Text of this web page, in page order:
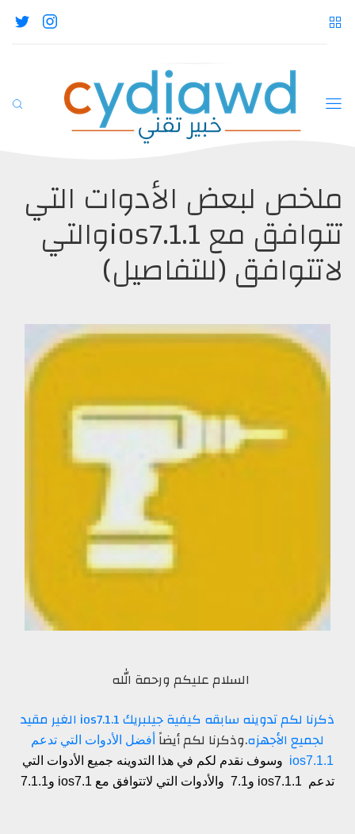
ملخص لبعض الأدوات التي
تتوافق مع ios7.1.1والتي
لاتتوافق (للتفاصيل)
السلام عليكم ورحمة الله
ذكرنا لكم تدوينه سابقه كيفية جيلبريك ios7.1.1 الغير مقيد
لجميع الأجهزه.وذكرنا لكم أيضاً أفضل الأدوات التي تدعم
ios7.1.1 وسوف نقدم لكم في هذا التدوينه جميع الأدوات التي
تدعم ios7.1.1 و7.1 والأدوات التي لاتتوافق مع ios7.1 و7.1.1